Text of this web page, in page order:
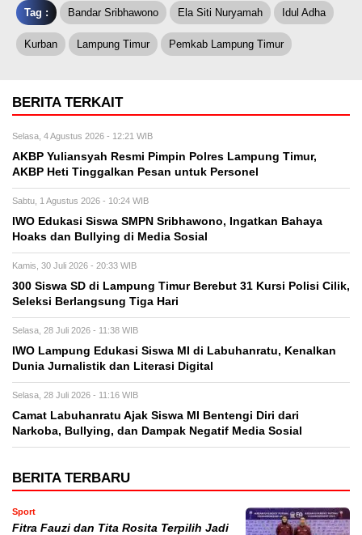
Tag : Bandar Sribhawono Ela Siti Nuryamah Idul Adha
Kurban Lampung Timur Pemkab Lampung Timur
BERITA TERKAIT
Selasa, 4 Agustus 2026 - 12:21 WIB
AKBP Yuliansyah Resmi Pimpin Polres Lampung Timur,
AKBP Heti Tinggalkan Pesan untuk Personel
Sabtu, 1 Agustus 2026 - 10:24 WIB
IWO Edukasi Siswa SMPN Sribhawono, Ingatkan Bahaya
Hoaks dan Bullying di Media Sosial
Kamis, 30 Juli 2026 - 20:33 WIB
300 Siswa SD di Lampung Timur Berebut 31 Kursi Polisi Cilik,
Seleksi Berlangsung Tiga Hari
Selasa, 28 Juli 2026 - 11:38 WIB
IWO Lampung Edukasi Siswa MI di Labuhanratu, Kenalkan
Dunia Jurnalistik dan Literasi Digital
Selasa, 28 Juli 2026 - 11:16 WIB
Camat Labuhanratu Ajak Siswa MI Bentengi Diri dari
Narkoba, Bullying, dan Dampak Negatif Media Sosial
BERITA TERBARU
Sport
Fitra Fauzi dan Tita Rosita Terpilih Jadi